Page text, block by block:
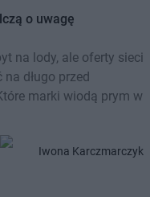
o uwagę
na lody, ale oferty sieci
długo przed
marki wiodą prym w
Iwona Karczmarczyk